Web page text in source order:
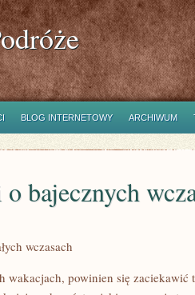
BLOG INTERNETOWY ARCHIWUM
bajecznych
wczasach
wakacjach, powinien się